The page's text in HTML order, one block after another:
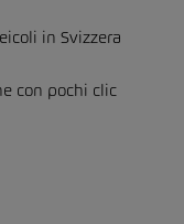
in Svizzera
con pochi clic